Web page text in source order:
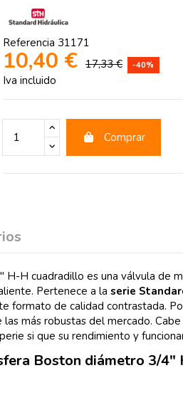
Referencia 31171
10,40 € 17,33 € -40%
Iva incluido
Comprar
H cuadradillo es una válvula de
Pertenece a laserie
formato de calidad contrastada.
las más robustas del mercado.
si que su rendimiento y
Boston diámetro 3/